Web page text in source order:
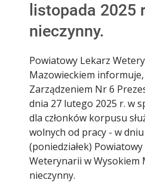
listopada 2025
nieczynny.
Powiatowy Lekarz
Mazowieckiem
Zarządzeniem Nr 6
dnia 27 lutego 2025 r. w
dla członków korpusu
wolnych od pracy - w
(poniedziałek)
Weterynarii w Wysokiem
nieczynny.